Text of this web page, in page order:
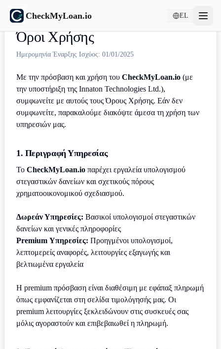
CheckMyLoan.io EL
Όροι Χρήσης
Ημερομηνία Έναρξης Ισχύος: 01/01/2025
Με την πρόσβαση και χρήση του CheckMyLoan.io (με
την υποστήριξη της Innaton Technologies Ltd.),
συμφωνείτε με αυτούς τους Όρους Χρήσης. Εάν δεν
συμφωνείτε, παρακαλούμε διακόψτε άμεσα τη χρήση των
υπηρεσιών μας.
1. Περιγραφή Υπηρεσίας
Το CheckMyLoan.io παρέχει εργαλεία υπολογισμού
στεγαστικών δανείων και σχετικούς πόρους
χρηματοοικονομικού σχεδιασμού.
Δωρεάν Υπηρεσίες: Βασικοί υπολογισμοί στεγαστικών
δανείων και γενικές πληροφορίες
Premium Υπηρεσίες: Προηγμένοι υπολογισμοί,
λεπτομερείς αναφορές, λειτουργίες εξαγωγής και
βελτιωμένα εργαλεία
Η premium πρόσβαση είναι διαθέσιμη με εφάπαξ πληρωμή
όπως εμφανίζεται στη σελίδα τιμολόγησής μας. Οι
premium λειτουργίες ξεκλειδώνουν στις συσκευές σας
μόλις αγοραστούν και επιβεβαιωθεί η πληρωμή.